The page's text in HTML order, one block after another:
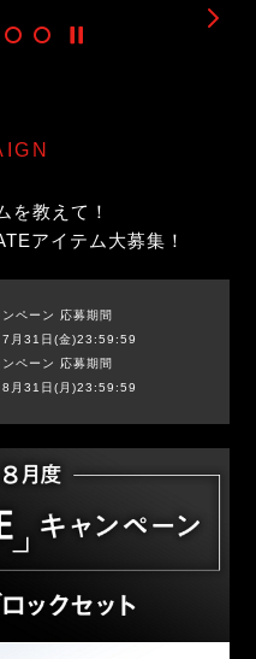
を教えて！
アイテム大募集！
ペーン 応募期間
月31日(金)23:59:59
ペーン 応募期間
月31日(月)23:59:59